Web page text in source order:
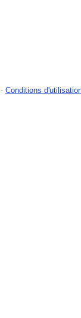
- Conditions